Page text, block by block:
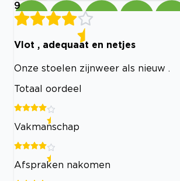
9
Vlot , adequaat en netjes
Onze stoelen zijnweer als nieuw .
Totaal oordeel
Vakmanschap
Afspraken nakomen